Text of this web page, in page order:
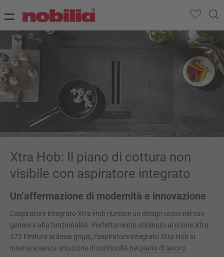
Xtra Hob: Il piano di cottura non
visibile con aspiratore integrato
Un’affermazione di modernità e innovazione
L'aspiratore integrato Xtra Hob riunisce un design unico nel suo
genere e alta funzionalità. Perfettamente abbinato al colore Xtra
373 Finitura ardesia grigia, l’aspiratore integrato Xtra Hob si
inserisce senza soluzione di continuità nel piano di lavoro.